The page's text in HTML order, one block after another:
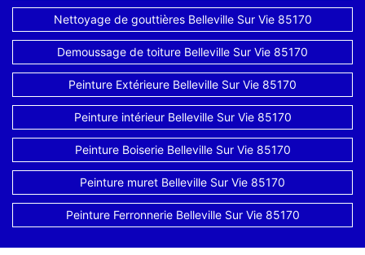
Nettoyage de gouttières Belleville Sur Vie 85170
Demoussage de toiture Belleville Sur Vie 85170
Peinture Extérieure Belleville Sur Vie 85170
Peinture intérieur Belleville Sur Vie 85170
Peinture Boiserie Belleville Sur Vie 85170
Peinture muret Belleville Sur Vie 85170
Peinture Ferronnerie Belleville Sur Vie 85170